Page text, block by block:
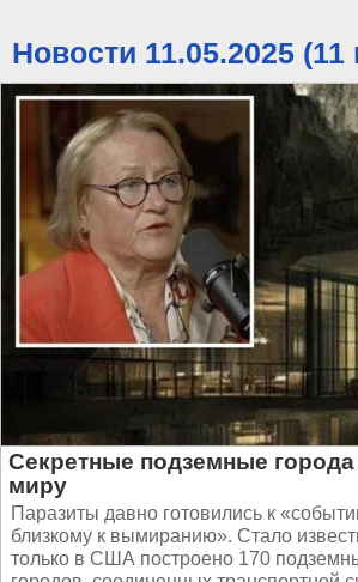
Новости 11.05.2025 (11
Секретные подземные
миру
Паразиты давно готовились к
близкому к вымиранию». Стало
только в США построено 170